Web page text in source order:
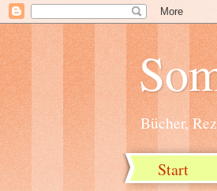
Bücher,
Start